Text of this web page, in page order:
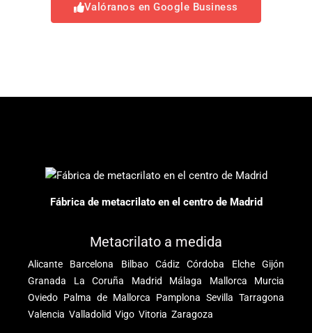
Valóranos en Google Business
Fábrica de metacrilato en el centro de Madrid
Metacrilato a medida
Alicante Barcelona Bilbao Cádiz Córdoba Elche
Gijón
Granada
La Coruña Madrid Málaga Mallorca
Murcia
Oviedo Palma de Mallorca Pamplona Sevilla Tarragona
Valencia Valladolid Vigo Vitoria Zaragoza